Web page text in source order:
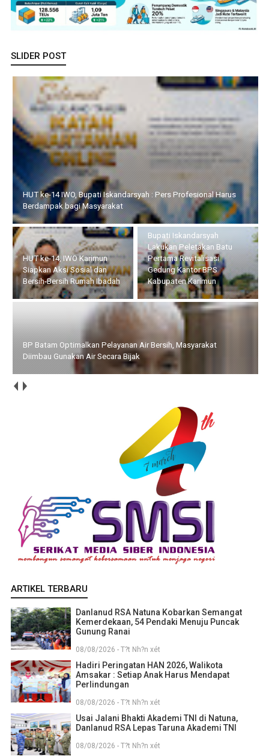
SLIDER POST
HUT ke-14 IWO, Bupati Iskandarsyah : Pers Profesional Harus
Berdampak bagi Masyarakat
HUT ke-14, IWO Karimun
Siapkan Aksi Sosial dan
Bersih-Bersih Rumah Ibadah
Bupati Iskandarsyah
Lakukan Peletakan Batu
Pertama Revitalisasi
Gedung Kantor BPS
Kabupaten Karimun
BP Batam Optimalkan Pelayanan Air Bersih, Masyarakat
Diimbau Gunakan Air Secara Bijak
ARTIKEL TERBARU
Danlanud RSA Natuna Kobarkan Semangat
Kemerdekaan, 54 Pendaki Menuju Puncak
Gunung Ranai
08/08/2026 - T?t Nh?n xét
Hadiri Peringatan HAN 2026, Walikota
Amsakar : Setiap Anak Harus Mendapat
Perlindungan
08/08/2026 - T?t Nh?n xét
Usai Jalani Bhakti Akademi TNI di Natuna,
Danlanud RSA Lepas Taruna Akademi TNI
08/08/2026 - T?t Nh?n xét